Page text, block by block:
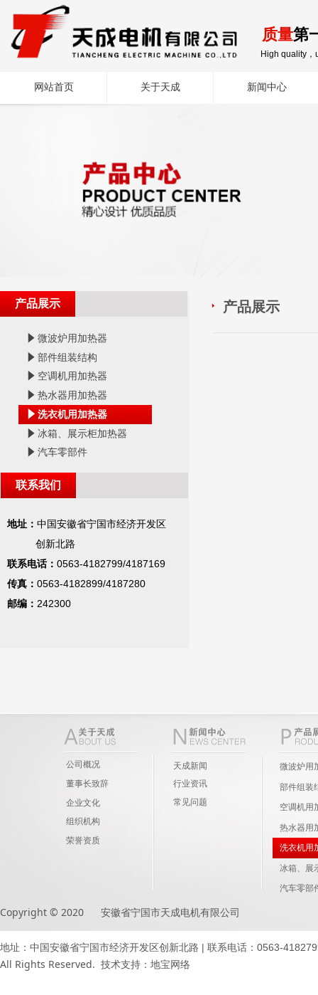
质量第
High quality
网站首页 关于天成 新闻中心
产品展示
联系我们
념 微波炉用加热器
념 部件组装结构
념 空调机用加热器
념 热水器用加热器
념 洗衣机用加热器
념 冰箱、展示柜加热器
념 汽车零部件
产品展示
地址： 中国安徽省宁国市经济开发区
创新北路
联系电话： 0563-4182799/4187169
传真： 0563-4182899/4187280
邮编： 242300
地址：中国安徽省宁国市经济开发区创新北路 | 联系电话：0563-
All Rights Reserved. 技术支持： 地宝网络
Copyright © 2020 安徽省宁国市天成电机有限公司
公司概况
董事长致辞
企业文化
组织机构
荣誉资质
天成新闻
行业资讯
常见问题
微波炉用
部件组装
空调机用
热水器用
洗衣机用
冰箱、展
汽车零部